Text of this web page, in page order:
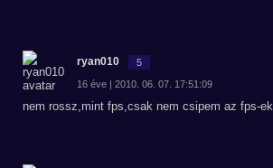
ryan010 5
16 éve | 2010. 06. 07. 17:51:09
nem rossz,mint fps,csak nem csipem az fps-